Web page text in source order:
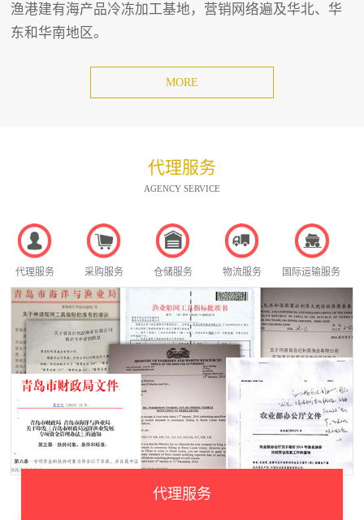
渔港建有海产品冷冻加工基地，营销网络遍及华北、华
东和华南地区。
MORE
代理服务
AGENCY SERVICE
代理服务 采购服务 仓储服务 物流服务 国际运输服务
代理服务